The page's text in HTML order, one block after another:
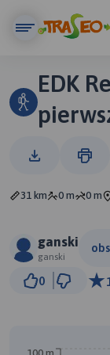
EDK
31 km 0 m 0 m
ganski
ganski
0